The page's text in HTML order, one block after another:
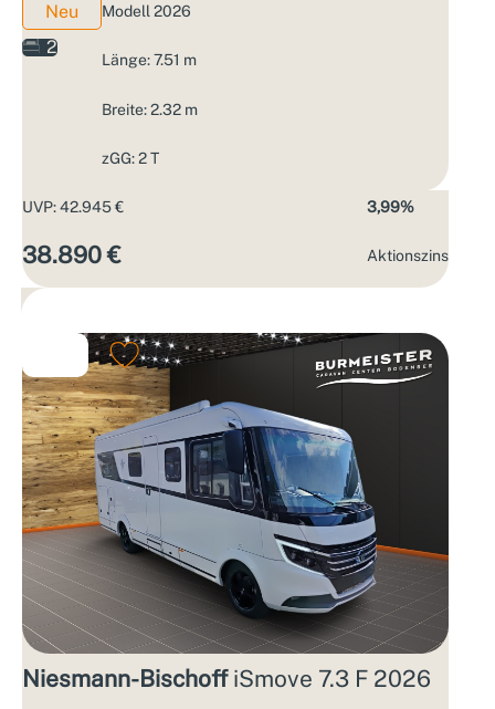
Neu
2
Modell 2026
Länge: 7.51 m
Breite: 2.32 m
zGG: 2 T
UVP: 42.945 €
38.890 €
3,99%
Aktions­zins
Niesmann-BischoffiSmove 7.3 F 2026